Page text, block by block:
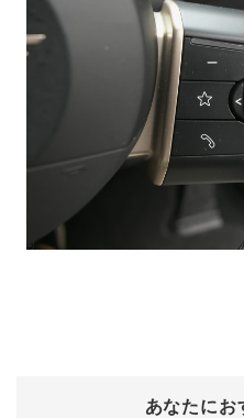
あなたにお